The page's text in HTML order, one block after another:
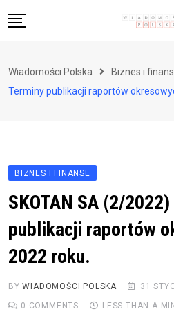
to
Zdrowie i styl życia
Wiadomości Polska Biznes i
Terminy publikacji raportów
BIZNES I FINANSE
SKOTAN SA (2/
publikacji raportów
2022 roku.
BYWIADOMOŚCI POLSKA
31
0 COMMENTS LESS THAN A